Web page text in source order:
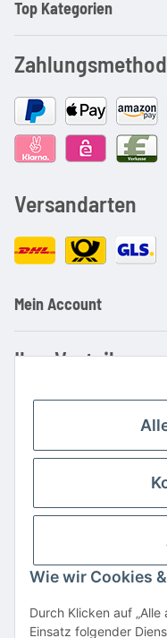
Top Kategorien
Versandarten
Mein Account
Ihre Vorteile
Kauf auf Rechnung
Große Auswahl
Schnelle Lieferung
Hohe
Wie wir Cookies
Durch Klicken auf
Einsatz folgender